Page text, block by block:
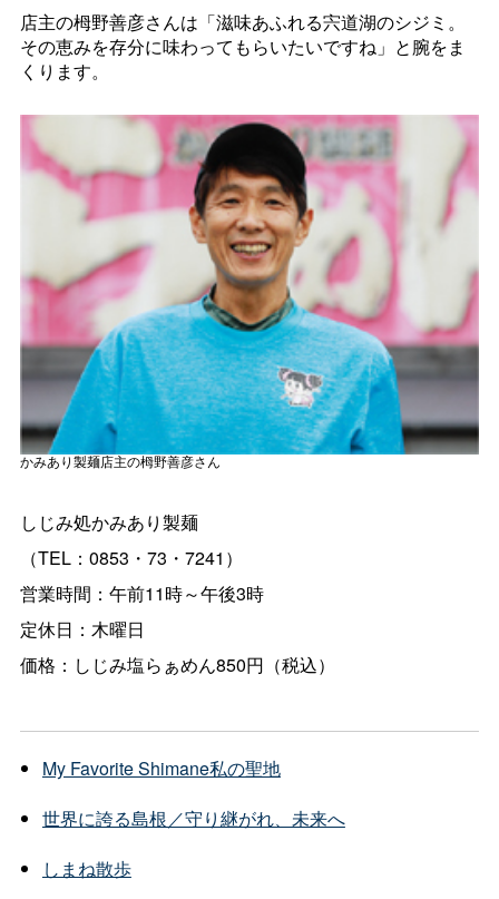
店主の栂野善彦さんは「滋味あふれる宍道湖のシジミ。
その恵みを存分に味わってもらいたいですね」と腕をま
くります。
かみあり製麺店主の栂野善彦さん
しじみ処かみあり製麺
（TEL：0853・73・7241）
営業時間：午前11時～午後3時
定休日：木曜日
価格：しじみ塩らぁめん850円（税込）
My Favorite Shimane私の聖地
世界に誇る島根／守り継がれ、未来へ
しまね散歩